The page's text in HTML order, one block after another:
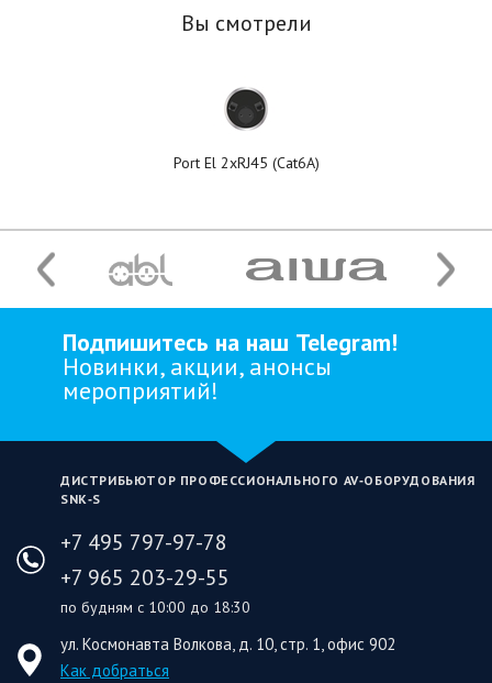
Вы смотрели
Port El 2xRJ45 (Cat6A)
Подпишитесь на наш Telegram!
Новинки, акции, анонсы
мероприятий!
ДИСТРИБЬЮТОР ПРОФЕССИОНАЛЬНОГО AV‑ОБОРУДОВАНИЯ
SNK‑S
+7 495 797-97-78
+7 965 203-29-55
по будням с 10:00 до 18:30
ул. Космонавта Волкова, д. 10, стр. 1, офис 902
Как добраться